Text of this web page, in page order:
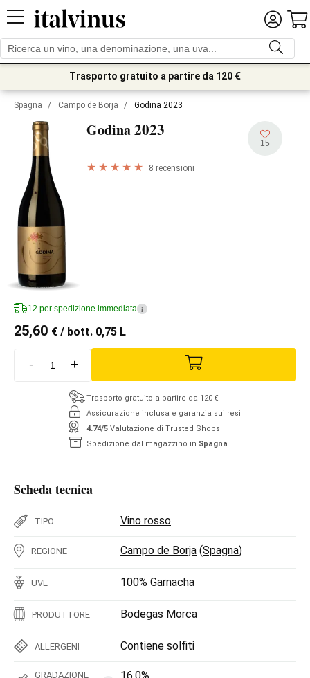
Trasporto gratuito a partire da 120 €
Spagna / Campo de Borja / Godina 2023
Godina2023
15
8 recensioni
12 per spedizione immediata i
25,60 € / bott. 0,75 L
- +
Trasporto gratuito a partire da 120 €
Assicurazione inclusa e garanzia sui resi
4.74/5 Valutazione di Trusted Shops
Spedizione dal magazzino in Spagna
Scheda tecnica
TIPO Vino rosso
REGIONE Campo de Borja (Spagna)
UVE 100% Garnacha
PRODUTTORE Bodegas Morca
ALLERGENI Contiene solfiti
GRADAZIONE
16,0%